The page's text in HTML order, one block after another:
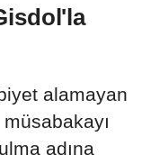
alamayan
adına